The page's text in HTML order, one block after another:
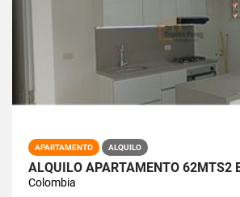
APARTAMENTO ALQUILO
ALQUILO APARTAMENTO 62MTS2
Colombia